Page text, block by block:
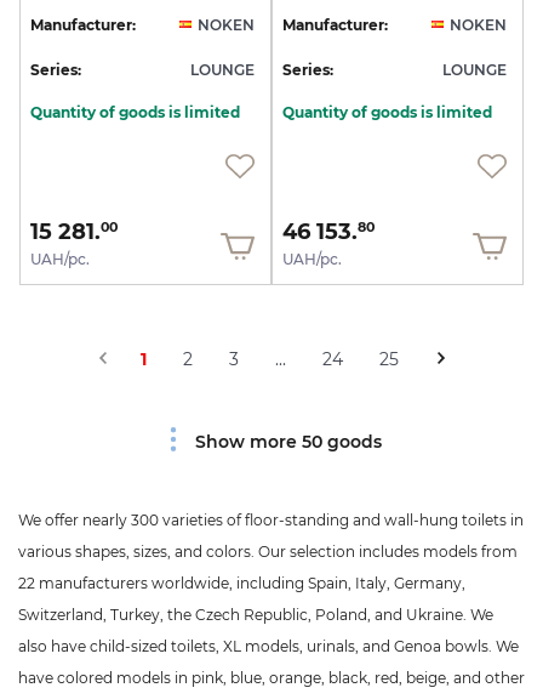
Manufacturer: NOKEN
Series: LOUNGE
Quantity of goods is limited
15 281.00
UAH/pc.
Manufacturer: NOKEN
Series: LOUNGE
Quantity of goods is limited
46 153.80
UAH/pc.
1 2 3 ... 24 25
Show more 50 goods
We offer nearly 300 varieties of floor-standing and wall-hung toilets in
various shapes, sizes, and colors. Our selection includes models from
22 manufacturers worldwide, including Spain, Italy, Germany,
Switzerland, Turkey, the Czech Republic, Poland, and Ukraine. We
also have child-sized toilets, XL models, urinals, and Genoa bowls. We
have colored models in pink, blue, orange, black, red, beige, and other